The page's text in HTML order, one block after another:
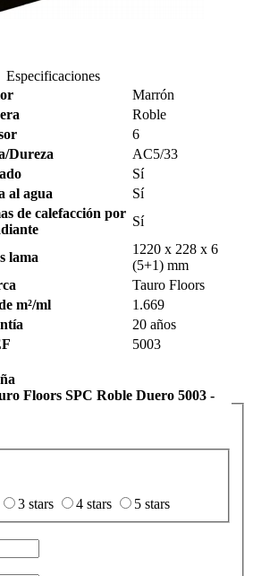
Especificaciones
Marrón
Roble
6
Dureza
AC5/33
Sí
al agua
Sí
de calefacción por
Sí
lama
1220 x 228 x 6
(5+1) mm
Tauro Floors
m²/ml
1.669
20 años
5003
Floors SPC Roble Duero 5003 -
3 stars 4 stars
5 stars